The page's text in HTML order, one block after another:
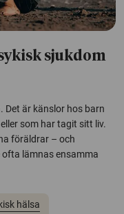
sjukdom
Det är känslor hos barn
som har tagit sitt liv.
föräldrar – och
lämnas ensamma
hälsa